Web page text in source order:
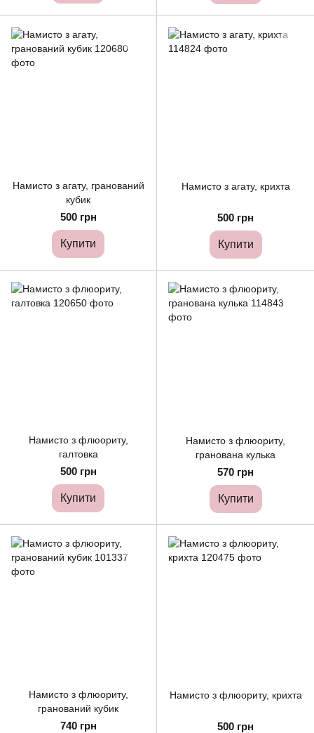
Намисто з агату, гранований
кубик
500 грн
Купити
Намисто з агату, крихта
500 грн
Купити
Намисто з флюориту,
галтовка
500 грн
Купити
Намисто з флюориту,
гранована кулька
570 грн
Купити
Намисто з флюориту,
гранований кубик
740 грн
Намисто з флюориту, крихта
500 грн